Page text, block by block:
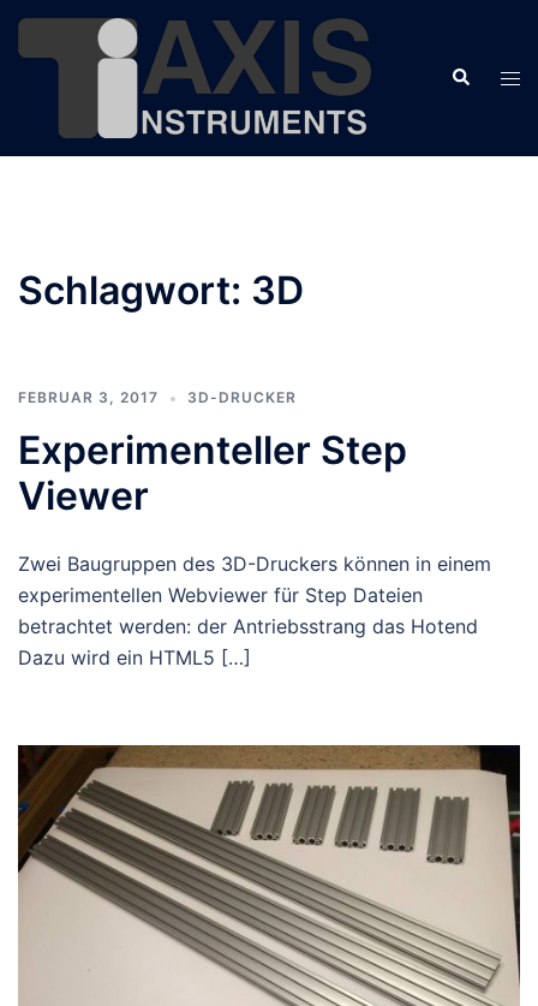
Zum
Suche
Schlagwort: 3D
FEBRUAR 3, 2017 3D-DRUCKER
Experimenteller Step
Viewer
Zwei Baugruppen des 3D-Druckers können in einem
experimentellen Webviewer für Step Dateien
betrachtet werden: der Antriebsstrang das Hotend
Dazu wird ein HTML5 […]